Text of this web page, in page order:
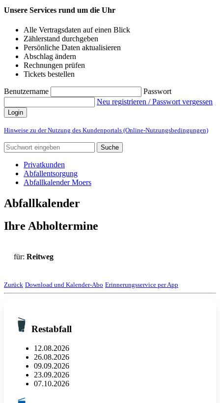
Unsere Services rund um die Uhr
Alle Vertragsdaten auf einen Blick
Zählerstand durchgeben
Persönliche Daten aktualisieren
Abschlag ändern
Rechnungen prüfen
Tickets bestellen
Benutzername
Passwort
Neu registrieren / Passwort vergessen
Login
Hinweise zu der Nutzung des Kundenportals (Online-Nutzungsbedingungen)
Suche
Privatkunden
Abfallentsorgung
Abfallkalender Moers
Abfallkalender
Ihre Abholtermine
für: Reitweg
Zurück Download und Kalender-Abo Erinnerungsservice per App
Restabfall
12.08.2026
26.08.2026
09.09.2026
23.09.2026
07.10.2026